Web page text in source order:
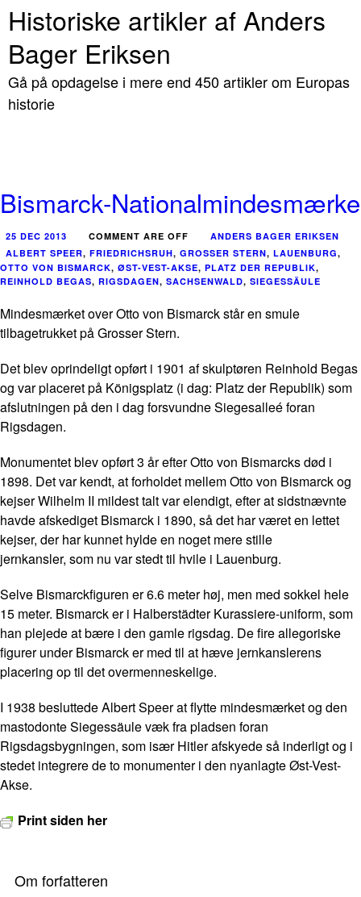
Historiske artikler af Anders
Bager Eriksen
Gå på opdagelse i mere end 450 artikler om Europas
historie
Bismarck-Nationalmindesmærke
25 DEC 2013 COMMENT ARE OFF
ANDERS BAGER ERIKSEN
ALBERT SPEER, FRIEDRICHSRUH, GROSSER STERN, LAUENBURG,
OTTO VON BISMARCK, ØST-VEST-AKSE, PLATZ DER REPUBLIK,
REINHOLD BEGAS, RIGSDAGEN, SACHSENWALD, SIEGESSÄULE
Mindesmærket over Otto von Bismarck står en smule
tilbagetrukket på Grosser Stern.
Det blev oprindeligt opført i 1901 af skulptøren Reinhold Begas
og var placeret på Königsplatz (i dag: Platz der Republik) som
afslutningen på den i dag forsvundne Siegesalleé foran
Rigsdagen.
Monumentet blev opført 3 år efter Otto von Bismarcks død i
1898. Det var kendt, at forholdet mellem Otto von Bismarck og
kejser Wilhelm II mildest talt var elendigt, efter at sidstnævnte
havde afskediget Bismarck i 1890, så det har været en lettet
kejser, der har kunnet hylde en noget mere stille
jernkansler, som nu var stedt til hvile i Lauenburg.
Selve Bismarckfiguren er 6.6 meter høj, men med sokkel hele
15 meter. Bismarck er i Halberstädter Kurassiere-uniform, som
han plejede at bære i den gamle rigsdag. De fire allegoriske
figurer under Bismarck er med til at hæve jernkanslerens
placering op til det overmenneskelige.
I 1938 besluttede Albert Speer at flytte mindesmærket og den
mastodonte Siegessäule væk fra pladsen foran
Rigsdagsbygningen, som især Hitler afskyede så inderligt og i
stedet integrere de to monumenter i den nyanlagte Øst-Vest-
Akse.
Print siden her
Om forfatteren